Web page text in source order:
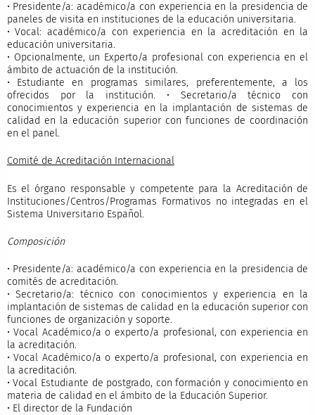
• Presidente/a: académico/a con experiencia en la presidencia de
paneles de visita en instituciones de la educación universitaria.
• Vocal: académico/a con experiencia en la acreditación en la
educación universitaria.
• Opcionalmente, un Experto/a profesional con experiencia en el
ámbito de actuación de la institución.
• Estudiante en programas similares, preferentemente, a los
ofrecidos por la institución. • Secretario/a técnico con
conocimientos y experiencia en la implantación de sistemas de
calidad en la educación superior con funciones de coordinación
en el panel.
Comité de Acreditación Internacional
Es el órgano responsable y competente para la Acreditación de
Instituciones/Centros/Programas Formativos no integradas en el
Sistema Universitario Español.
Composición
• Presidente/a: académico/a con experiencia en la presidencia de
comités de acreditación.
• Secretario/a: técnico con conocimientos y experiencia en la
implantación de sistemas de calidad en la educación superior con
funciones de organización y soporte.
• Vocal Académico/a o experto/a profesional, con experiencia en
la acreditación.
• Vocal Académico/a o experto/a profesional, con experiencia en
la acreditación.
• Vocal Estudiante de postgrado, con formación y conocimiento en
materia de calidad en el ámbito de la Educación Superior.
• El director de la Fundación